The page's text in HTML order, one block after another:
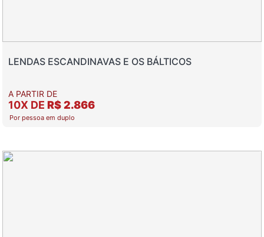
LENDAS ESCANDINAVAS E OS BÁLTICOS
A PARTIR DE
10X DE R$ 2.866
Por pessoa em duplo